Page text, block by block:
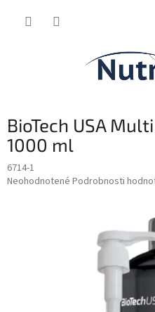
BioTech USA
1000 ml
6714-1
Priemerné
Neohodnotené Podrobnosti